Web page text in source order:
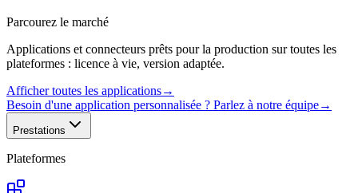
Parcourez le marché
Applications et connecteurs prêts pour la production sur toutes les
plateformes : licence à vie, version adaptée.
Afficher toutes les applications→
Besoin d'une application personnalisée ? Parlez à notre équipe→
Prestations
Plateformes